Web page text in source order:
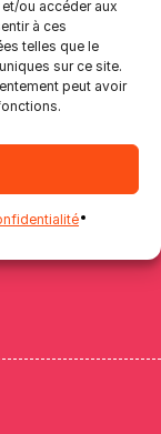
ou accéder aux
à ces
telles que le
sur ce site.
peut avoir
accédez à
Une fois
contacterons